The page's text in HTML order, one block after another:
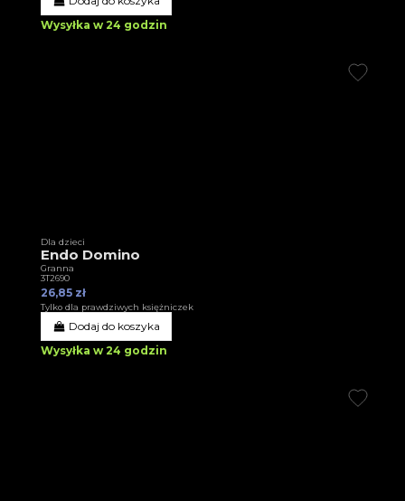
Wysyłka w 24 godzin
Dla dzieci
Endo Domino
Granna
3T2690
26,85 zł
Tylko dla prawdziwych księżniczek
Dodaj do koszyka
Wysyłka w 24 godzin